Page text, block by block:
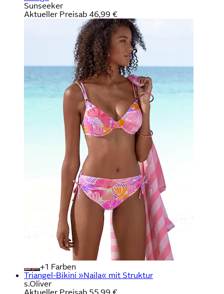
Sunseeker
Aktueller Preisab 46,99 €
+
Farben
Triangel-Bikini »Naila« mit Struktur
s.Oliver
Aktueller Preisab 55,99 €